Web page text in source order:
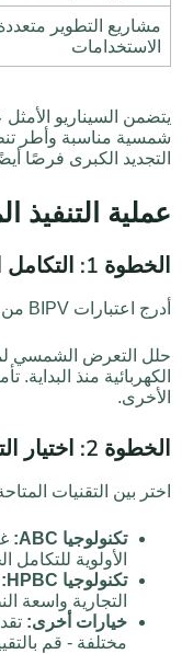
مشاريع التطوير
الاستخدامات
يتضمن السيناريو
شمسية مناسبة وأطر
التجديد الكبرى فرصًا
عملية
الخطوة 1: التكامل المبكر للتصميم
أدرج اعتبارات BIPV من التصميم النظري. لا تعتبرها مجرد إضافة.
حلل التعرض الشمسي
الكهربائية منذ
الأخرى.
الخطوة 2: اختيار التكنولوجيا
اختر بين التقنيات
تكنولوجيا ABC:
الأولوية
تكنولوجيا HPBC:
التجارية واسعة
خيارات أخرى:
مختلفة - قم